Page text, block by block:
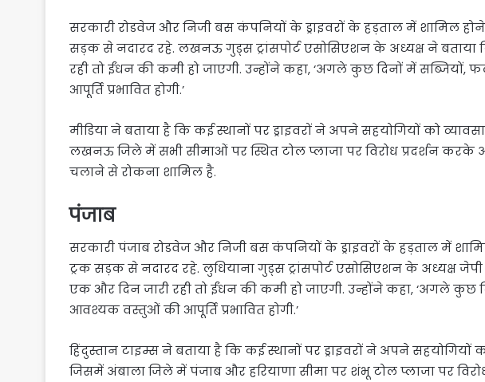
सरकारी रोडवेज और निजी बस कंपनियों के ड्राइवरों के हड़ताल में शामिल
सड़क से नदारद रहे. लखनऊ गुड्स ट्रांसपोर्ट एसोसिएशन के अध्यक्ष ने
रही तो ईंधन की कमी हो जाएगी. उन्होंने कहा, ‘अगले कुछ दिनों में
आपूर्ति प्रभावित होगी.’
मीडिया ने बताया है कि कई स्थानों पर ड्राइवरों ने अपने सहयोगियों को
लखनऊ जिले में सभी सीमाओं पर स्थित टोल प्लाजा पर विरोध प्रदर्शन करके
चलाने से रोकना शामिल है.
पंजाब
सरकारी पंजाब रोडवेज और निजी बस कंपनियों के ड्राइवरों के हड़ताल में
ट्रक सड़क से नदारद रहे. लुधियाना गुड्स ट्रांसपोर्ट एसोसिएशन के अध्यक्ष
एक और दिन जारी रही तो ईंधन की कमी हो जाएगी. उन्होंने कहा, ‘अगले
आवश्यक वस्तुओं की आपूर्ति प्रभावित होगी.’
हिंदुस्तान टाइम्स ने बताया है कि कई स्थानों पर ड्राइवरों ने अपने
जिसमें अंबाला जिले में पंजाब और हरियाणा सीमा पर शंभू टोल प्लाजा पर